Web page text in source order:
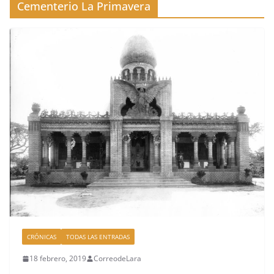
Cementerio La Primavera
CRÓNICAS TODAS LAS ENTRADAS
18 febrero, 2019 CorreodeLara